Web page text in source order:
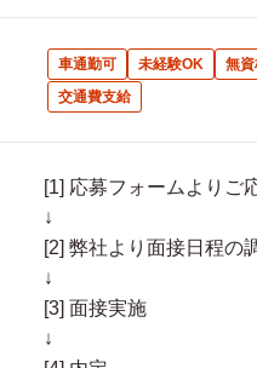
車通勤可 未経験OK 無
交通費支給
[1] 応募フォームよりご
↓
[2] 弊社より面接日程の
↓
[3] 面接実施
↓